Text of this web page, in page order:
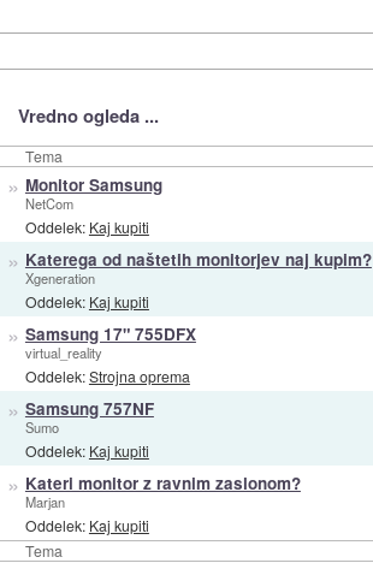
Vredno ogleda ...
Tema
Tema
» Monitor Samsung
NetCom
Oddelek: Kaj kupiti
» Katerega od naštetih monitorjev naj kupim?
Xgeneration
Oddelek: Kaj kupiti
» Samsung 17" 755DFX
virtual_reality
Oddelek:Strojna oprema
» Samsung 757NF
Sumo
Oddelek: Kaj kupiti
» Kateri monitor z ravnim zaslonom?
Marjan
Oddelek: Kaj kupiti